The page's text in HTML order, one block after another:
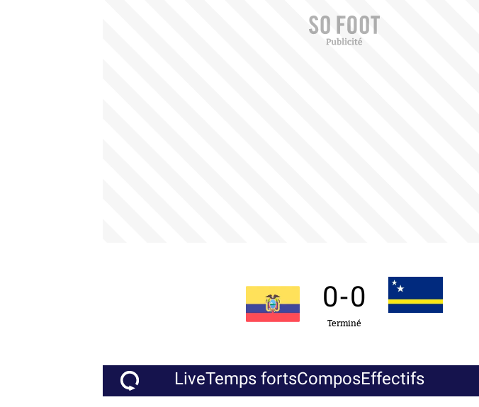
0-0
Terminé
LiveTemps fortsComposEffectifs